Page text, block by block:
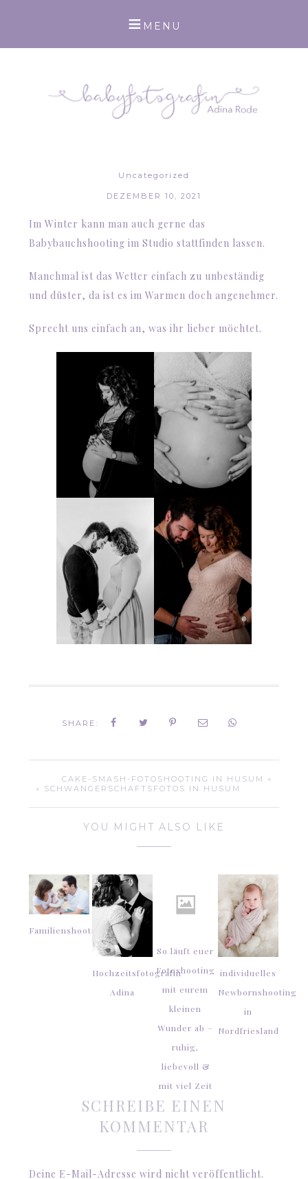
Uncategorized
DEZEMBER 10, 2021
Im Winter kann man auch gerne das
Babybauchshooting im Studio stattfinden lassen.
Manchmal ist das Wetter einfach zu unbeständig
und düster, da ist es im Warmen doch angenehmer.
Sprecht uns einfach an, was ihr lieber möchtet.
SHARE:
CAKE-SMASH-FOTOSHOOTING IN HUSUM »
« SCHWANGERSCHAFTSFOTOS IN HUSUM
YOU MIGHT ALSO LIKE
Familienshooting
Hochzeitsfotografin
Adina
So läuft euer
Fotoshooting
mit eurem
kleinen
Wunder ab –
ruhig,
liebevoll &
mit viel Zeit
individuelles
Newbornshooting
in
Nordfriesland
SCHREIBE EINEN
KOMMENTAR
Deine E-Mail-Adresse wird nicht veröffentlicht.